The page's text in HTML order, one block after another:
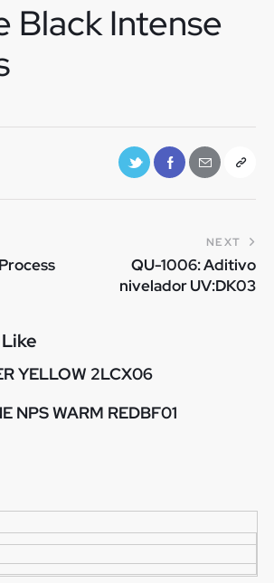
Black Intense
NEXT
QU-1006: Aditivo
nivelador UV:DK03
YELLOW 2LCX06
NPS WARM REDBF01